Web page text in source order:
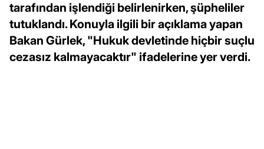
tarafından işlendiği belirlenirken, şüpheliler
tutuklandı. Konuyla ilgili bir açıklama yapan
Bakan Gürlek, "Hukuk devletinde hiçbir suçlu
cezasız kalmayacaktır" ifadelerine yer verdi.